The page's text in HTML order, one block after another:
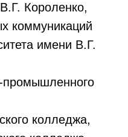
Короленко,
коммуникаций
имени В.Г.
промышленного
колледжа,